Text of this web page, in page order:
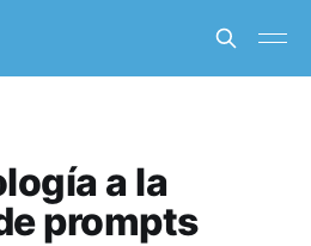
a la
prompts